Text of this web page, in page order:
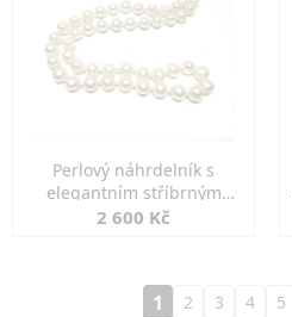
Perlový náhrdelník s
elegantním stříbrným
zapínáním
2 600 Kč
1 2 3 4 5